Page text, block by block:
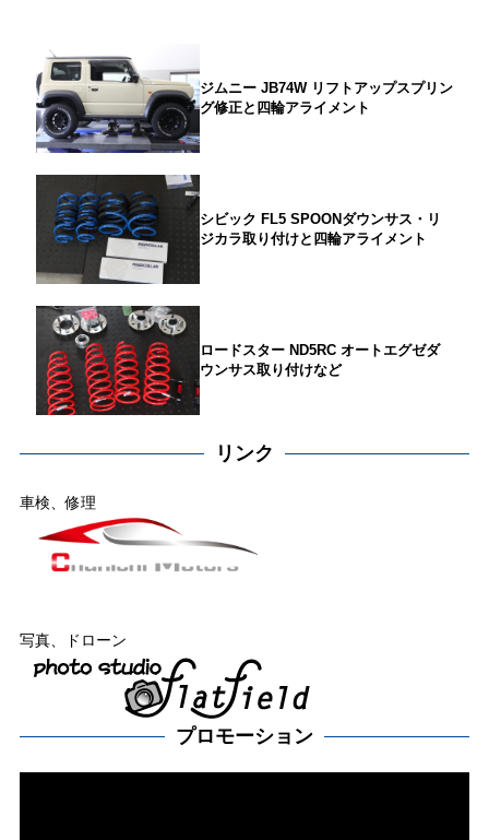
ジムニー JB74W リフトアップスプリン
グ修正と四輪アライメント
シビック FL5 SPOONダウンサス・リ
ジカラ取り付けと四輪アライメント
ロードスター ND5RC オートエグゼダ
ウンサス取り付けなど
リンク
車検、修理
写真、ドローン
プロモーション